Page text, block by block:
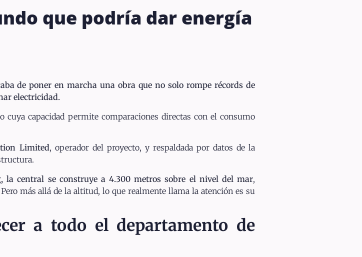
que podría dar energía
de poner en marcha una obra que no solo rompe récords de
electricidad.
capacidad permite comparaciones directas con el consumo
Limited, operador del proyecto, y respaldada por datos de la
central se construye a 4.300 metros sobre el nivel del mar,
más allá de la altitud, lo que realmente llama la atención es su
a todo el departamento de